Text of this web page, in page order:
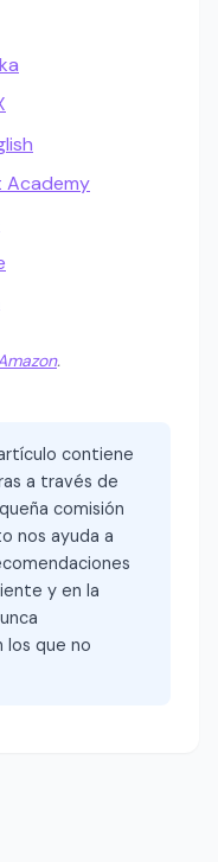
Academy
.
contiene
a través de
comisión
nos ayuda a
y en la
los que no